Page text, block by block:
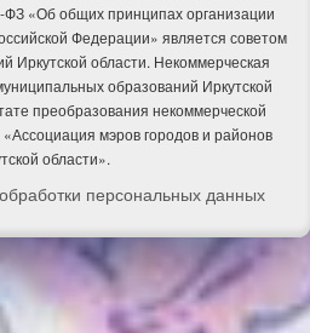
«Об общих принципах организации
Федерации» является советом
Иркутской области. Некоммерческая
образований Иркутской
преобразования некоммерческой
мэров городов и районов
области».
персональных данных